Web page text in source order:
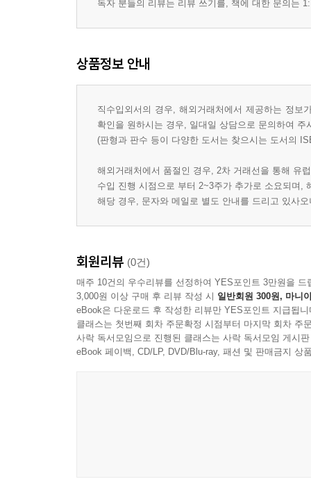
독자 분들의 리뷰는 리뷰 쓰기를, 책에 대한 문의는
상품정보 안내
직수입외서의 경우, 해외거래처에서 제공하는 정
확인을 원하시는 경우, 일대일 상담으로 문의하여 주
(판형과 판수 등이 다양한 도서는 찾으시는 도서의
해외거래처에서 품절인 경우, 2차 거래선을 통해 유
수입 진행 시점으로 부터 2~3주가 추가로 소요되며,
해당 경우, 문자와 메일로 별도 안내를 드리고 있사
회원리뷰 (0건)
매주 10건의 우수리뷰를 선정하여 YES포인트 3만원을 드
3,000원 이상 구매 후 리뷰 작성 시 일반회원 300원, 마니
eBook은 다운로드 후 작성한 리뷰만 YES포인트 지급됩니
클래스는 첫번째 회차 주문확정 시점부터 마지막 회차 주
사락 독서모임으로 진행된 클래스는 사락 독서모임 게시
eBook 페이백, CD/LP, DVD/Blu-ray, 패션 및 판매금지 상